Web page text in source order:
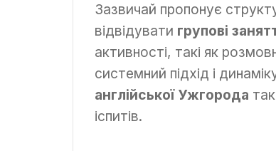
Зазвичай пропонує
відвідувати групові
активності, такі як
системний підхід і
англійської Ужгорода
іспитів.